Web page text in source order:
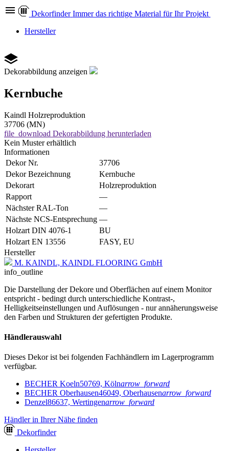
Dekorfinder Immer das richtige Material für Ihr Projekt
Hersteller
Dekorabbildung anzeigen
Kernbuche
Kaindl Holzreproduktion
37706 (MN)
file_download Dekorabbildung herunterladen
Kein Muster erhältlich
Informationen
Dekor Nr.
37706
Dekor Bezeichnung
Kernbuche
Dekorart
Holzreproduktion
Rapport
—
Nächster RAL-Ton
—
Nächste NCS-Entsprechung —
Holzart DIN 4076-1
BU
Holzart EN 13556
FASY, EU
Hersteller
M. KAINDL, KAINDL FLOORING GmbH
info_outline
Die Darstellung der Dekore und Oberflächen auf einem Monitor
entspricht - bedingt durch unterschiedliche Kontrast-,
Helligkeitseinstellungen und Auflösungen - nur annäherungsweise
den Farben und Strukturen der gefertigten Produkte.
Händlerauswahl
Dieses Dekor ist bei folgenden Fachhändlern im Lagerprogramm
verfügbar.
BECHER Koeln50769, Kölnarrow_forward
BECHER Oberhausen46049, Oberhausenarrow_forward
Denzel86637, Wertingenarrow_forward
Händler in Ihrer Nähe finden
Dekorfinder